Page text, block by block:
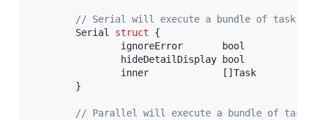
// Serial will execute a bundle of task in
	Serial
struct
{
		ignoreError
bool
		hideDetailDisplay
bool
		inner
[ ] Task
}
// Parallel will execute a bundle of task